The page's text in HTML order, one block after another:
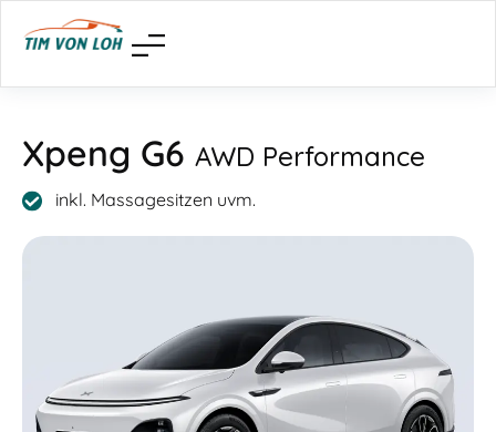
Xpeng G6 AWD Performance
inkl. Massagesitzen uvm.